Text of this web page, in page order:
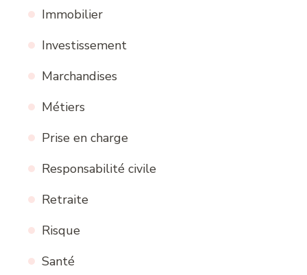
Immobilier
Investissement
Marchandises
Métiers
Prise en charge
Responsabilité civile
Retraite
Risque
Santé